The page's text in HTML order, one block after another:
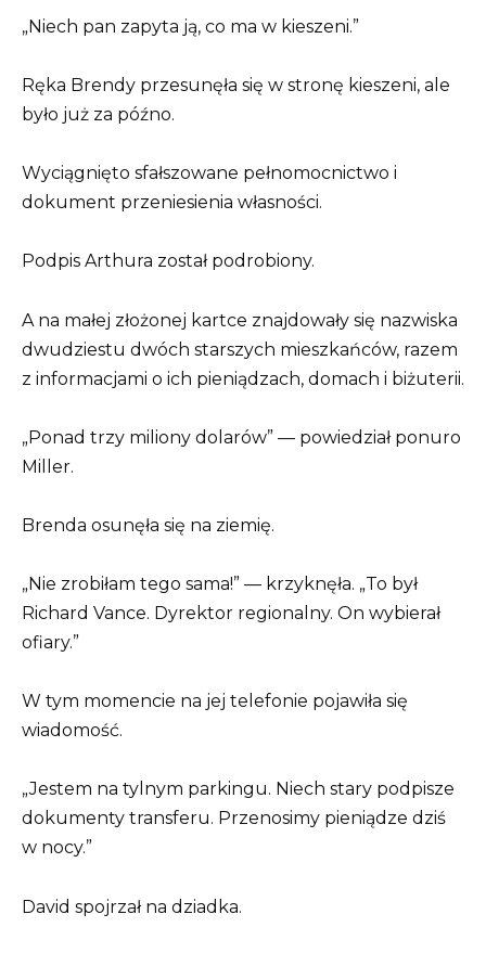
„Niech pan zapyta ją, co ma w kieszeni.”
Ręka Brendy przesunęła się w stronę kieszeni, ale
było już za późno.
Wyciągnięto sfałszowane pełnomocnictwo i
dokument przeniesienia własności.
Podpis Arthura został podrobiony.
A na małej złożonej kartce znajdowały się nazwiska
dwudziestu dwóch starszych mieszkańców, razem
z informacjami o ich pieniądzach, domach i biżuterii.
„Ponad trzy miliony dolarów” — powiedział ponuro
Miller.
Brenda osunęła się na ziemię.
„Nie zrobiłam tego sama!” — krzyknęła. „To był
Richard Vance. Dyrektor regionalny. On wybierał
ofiary.”
W tym momencie na jej telefonie pojawiła się
wiadomość.
„Jestem na tylnym parkingu. Niech stary podpisze
dokumenty transferu. Przenosimy pieniądze dziś
w nocy.”
David spojrzał na dziadka.